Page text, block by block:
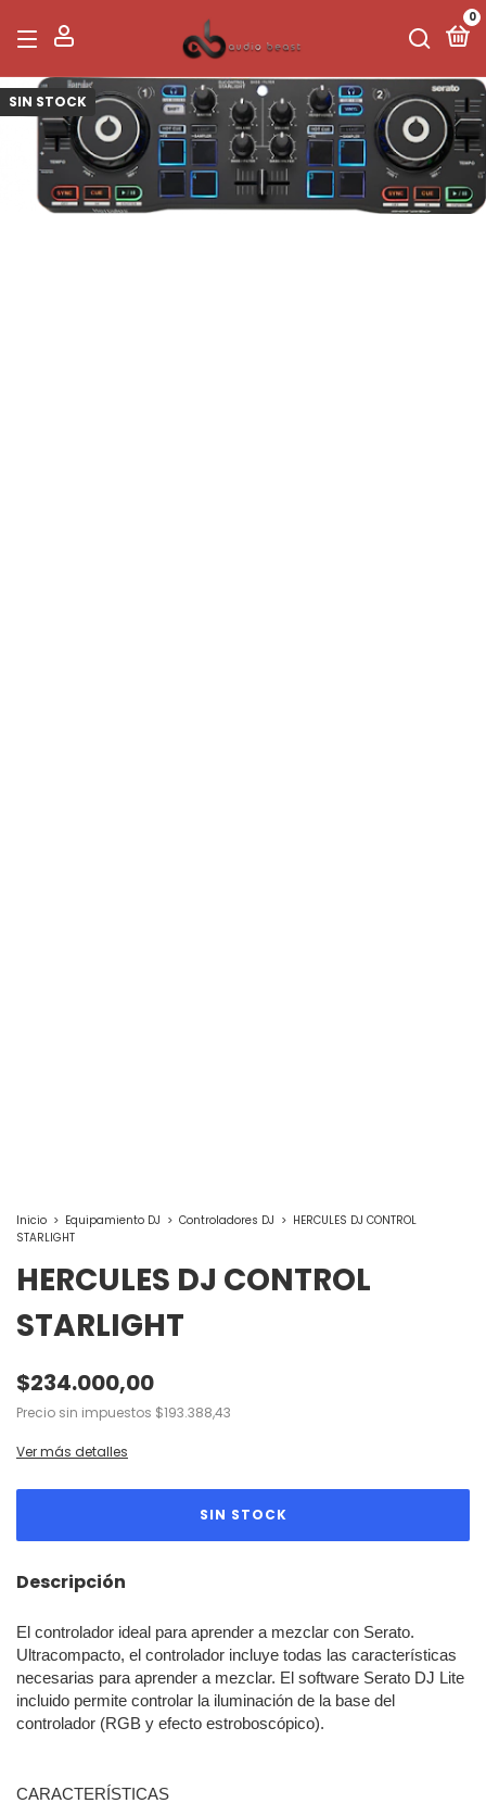
0
SIN STOCK
Inicio > Equipamiento DJ > Controladores DJ > HERCULES DJ CONTROL
STARLIGHT
HERCULES DJ CONTROL
STARLIGHT
$234.000,00
Precio sin impuestos $193.388,43
Ver más detalles
Descripción
El controlador ideal para aprender a mezclar con Serato.
Ultracompacto, el controlador incluye todas las características
necesarias para aprender a mezclar. El software Serato DJ Lite
incluido permite controlar la iluminación de la base del
controlador (RGB y efecto estroboscópico).
CARACTERÍSTICAS